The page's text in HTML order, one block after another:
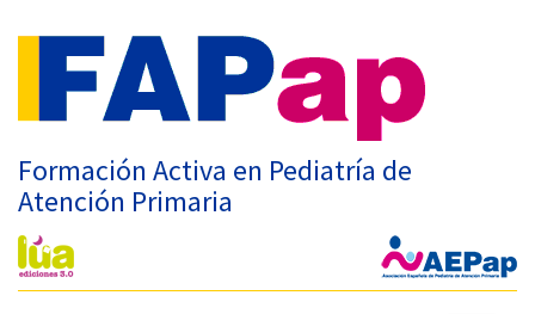
Formación Activa en Pediatría de
Atención Primaria